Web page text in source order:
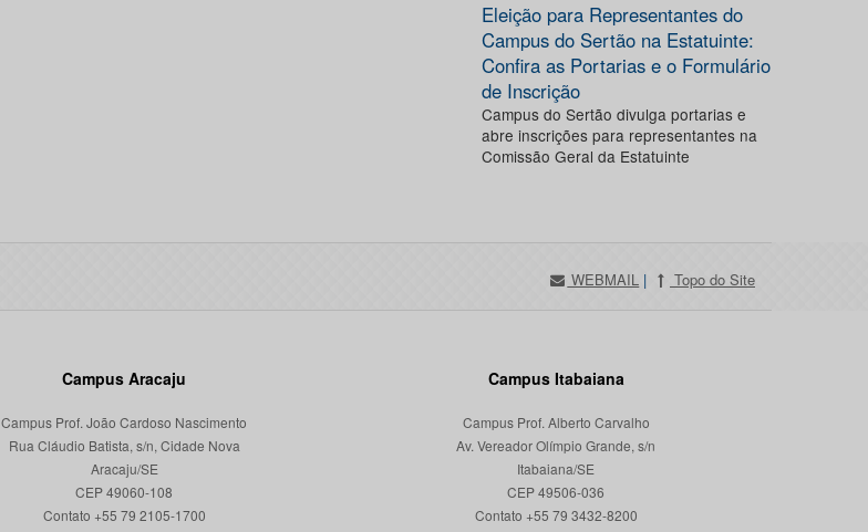
Eleição para Representantes do
Campus do Sertão na Estatuinte:
Confira as Portarias e o Formulário
de Inscrição
Campus do Sertão divulga portarias e
abre inscrições para representantes na
Comissão Geral da Estatuinte
WEBMAIL | Topo do Site
Campus Aracaju
Campus Prof. João Cardoso Nascimento
Rua Cláudio Batista, s/n, Cidade Nova
Aracaju/SE
CEP 49060-108
Campus Itabaiana
Campus Prof. Alberto Carvalho
Av. Vereador Olímpio Grande, s/n
Itabaiana/SE
CEP 49506-036